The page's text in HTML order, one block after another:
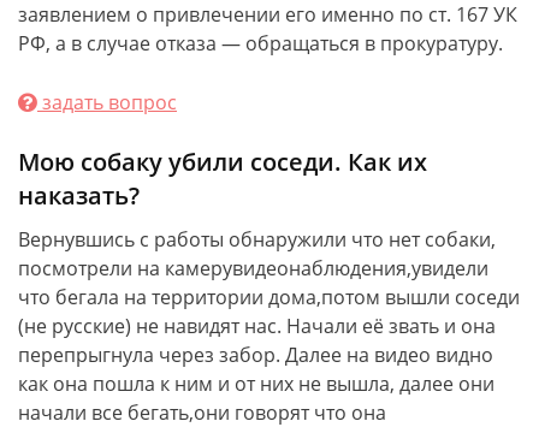
заявлением о привлечении его именно по ст. 167 УК
РФ, а в случае отказа — обращаться в прокуратуру.
задать вопрос
Мою собаку убили соседи. Как их
наказать?
Вернувшись с работы обнаружили что нет собаки,
посмотрели на камерувидеонаблюдения,увидели
что бегала на территории дома,потом вышли соседи
(не русские) не навидят нас. Начали её звать и она
перепрыгнула через забор. Далее на видео видно
как она пошла к ним и от них не вышла, далее они
начали все бегать,они говорят что она